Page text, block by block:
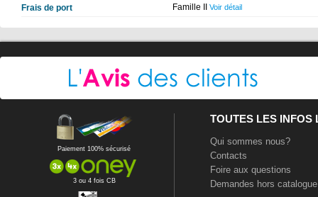
Frais de port
Famille II Voir détail
Paiement 100% sécurisé
3 ou 4 fois CB
TOUTES LES INFOS
Qui sommes nous?
Contacts
Foire aux questions
Demandes hors catalogue